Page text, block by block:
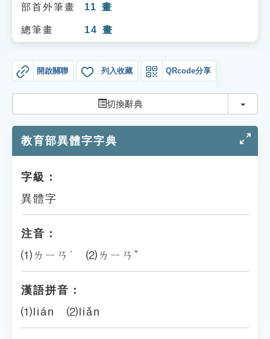
知識索引
單字索引
遊戲專區
教學應用
貓頭鷹博士
部首外筆畫 11 畫
總筆畫 14 畫
開啟關聯 列入收藏 QRcode分享
切換辭典 切換
教育部異體字字典
字級：
異體字
注音：
⑴ㄌㄧㄢˊ ⑵ㄌㄧㄢˇ
漢語拼音：
⑴lián ⑵liǎn